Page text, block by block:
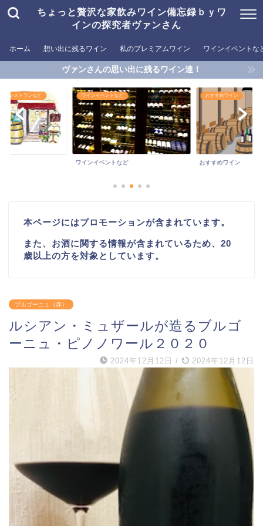
ちょっと贅沢な家飲みワイン備忘録ｂｙワ
インの探究者ヴァンさん
ホーム 想い出に残るワイン 私のプレミアムワイン ワインイベントな
ヴァンさんの思い出に残るワイン達！
るレストランなど ワインイベントなど
ワインイベントなど
おすすめワイン
おすすめワイン
本ページにはプロモーションが含まれています。
また、お酒に関する情報が含まれているため、20
歳以上の方を対象としています。
ブルゴーニュ（赤）
ルシアン・ミュザールが造るブルゴ
ーニュ・ピノノワール２０２０
2024年12月12日 / 2024年12月12日